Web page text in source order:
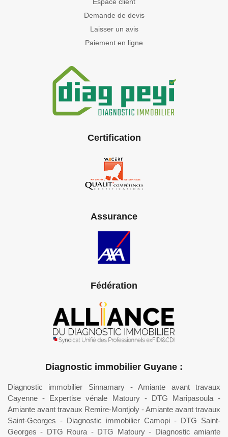
Demande de devis
Laisser un avis
Paiement en ligne
Certification
Assurance
Fédération
Diagnostic immobilier Guyane :
Diagnostic immobilier Sinnamary-Amiante avant travaux
Cayenne - Expertise vénale Matoury- DTG Maripasoula-
Amiante avant travaux Remire-Montjoly -Amiante avant travaux
Saint-Georges - Diagnostic immobilier Camopi - DTG Saint-
Georges - DTG Roura - DTG Matoury- Diagnostic amiante